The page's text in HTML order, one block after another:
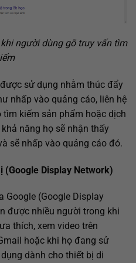
người dùng gõ truy vấn tìm
sử dụng nhằm thúc đẩy
nhấp vào quảng cáo, liên hệ
kiếm sản phẩm hoặc dịch
năng họ sẽ nhận thấy
sẽ nhấp vào quảng cáo đó.
(Google Display Network)
Google (Google Display
được nhiều người trong khi
thích, xem video trên
hoặc khi họ đang sử
dành cho thiết bị di